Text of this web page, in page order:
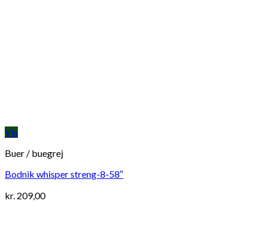
Vis
Buer / buegrej
Bodnik whisper streng-8-58″
kr. 209,00